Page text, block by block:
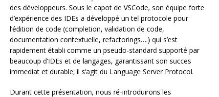
des développeurs. Sous le capot de VSCode, son équipe forte
d’expérience des IDEs a développé un tel protocole pour
l’édition de code (completion, validation de code,
documentation contextuelle, refactorings….) qui s’est
rapidement établi comme un pseudo-standard supporté par
beaucoup d’IDEs et de langages, garantissant son succes
immediat et durable; il s’agit du Language Server Protocol.
Durant cette présentation, nous ré-introduirons les